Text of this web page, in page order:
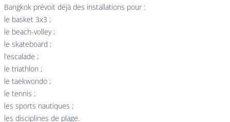
Bangkok prévoit déjà des installations pour :
le basket 3x3 ;
le beach-volley ;
le skateboard ;
l’escalade ;
le triathlon ;
le taekwondo ;
le tennis ;
les sports nautiques ;
les disciplines de plage.